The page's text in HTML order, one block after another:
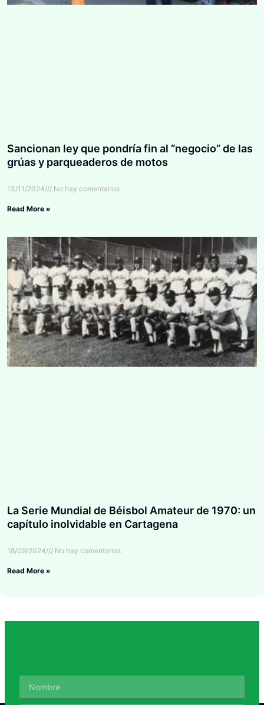
Sancionan ley que pondría fin al “negocio” de las
grúas y parqueaderos de motos
13/11/2024 No hay comentarios
Read More »
La Serie Mundial de Béisbol Amateur de 1970: un
capítulo inolvidable en Cartagena
18/09/2024 No hay comentarios
Read More »